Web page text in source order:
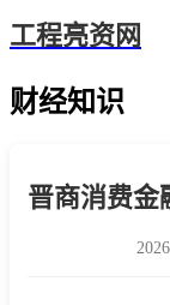
工程亮资网
财经知识
晋商消费金